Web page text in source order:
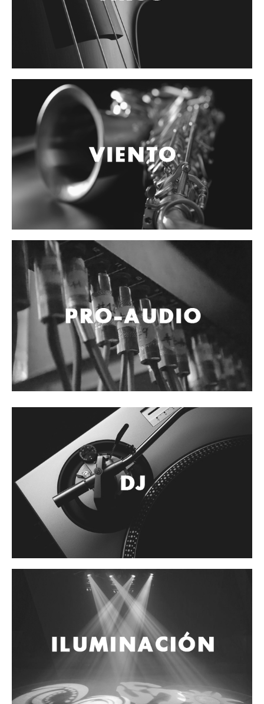
Cables y Conectores
Parlante
Video y USB
Espigas y conectores
Accesorios
Otros Instrumentos de Cuerdas
Banjo
Mariachi
Accesorios
Cuerdas
Cuerdas
Guitarra Metal
Guitarra Nylon
Guitarra Electrica
Bajo
Otros instrumentos de arco
Otros instrumentos de Cuerdas